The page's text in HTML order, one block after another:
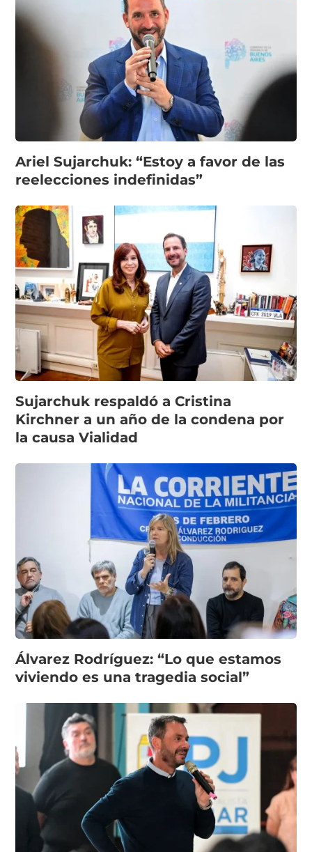
Ariel Sujarchuk: “Estoy a favor de las
reelecciones indefinidas”
Sujarchuk respaldó a Cristina
Kirchner a un año de la condena por
la causa Vialidad
Álvarez Rodríguez: “Lo que estamos
viviendo es una tragedia social”